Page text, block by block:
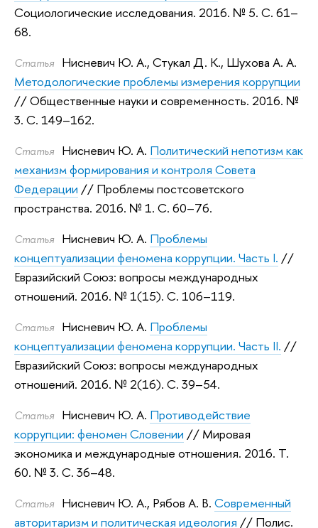
Социологические исследования. 2016. № 5. С. 61–
68.
Статья Нисневич Ю. А.,Стукал Д. К., Шухова А. А.
Методологические проблемы измерения коррупции
// Общественные науки и современность. 2016. №
3. С. 149–162.
Статья Нисневич Ю. А. Политический непотизм как
механизм формирования и контроля Совета
Федерации // Проблемы постсоветского
пространства. 2016. № 1. С. 60–76.
Статья Нисневич Ю. А. Проблемы
концептуализации феномена коррупции. Часть I. //
Евразийский Союз: вопросы международных
отношений. 2016. № 1(15). С. 106–119.
Статья Нисневич Ю. А. Проблемы
концептуализации феномена коррупции. Часть II. //
Евразийский Союз: вопросы международных
отношений. 2016. № 2(16). С. 39–54.
Статья Нисневич Ю. А. Противодействие
коррупции: феномен Словении // Мировая
экономика и международные отношения. 2016. Т.
60. № 3. С. 36–48.
Статья Нисневич Ю. А., Рябов А. В. Современный
авторитаризм и политическая идеология // Полис.